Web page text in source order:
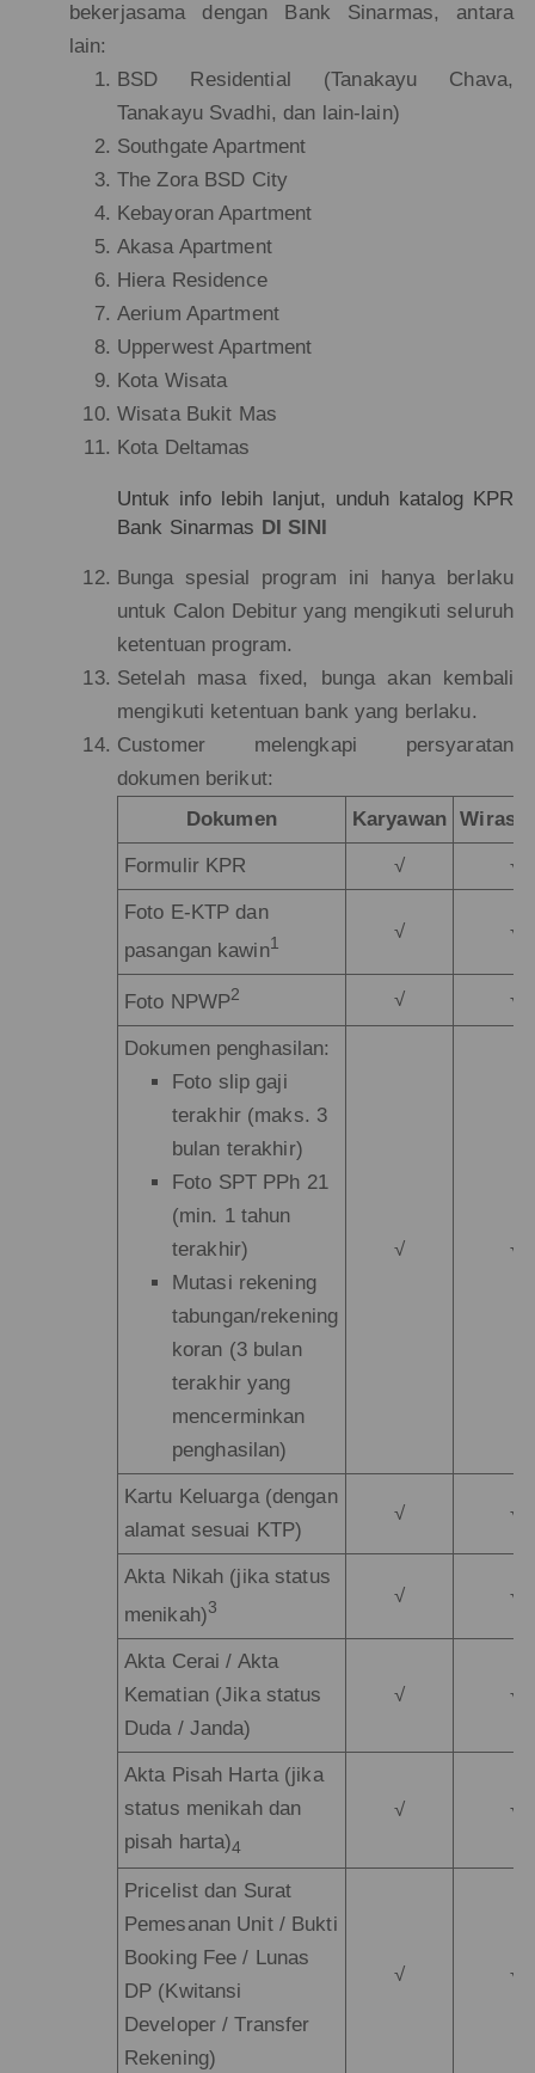
bekerjasama dengan Bank Sinarmas, antara
lain:
BSD Residential (Tanakayu Chava,
Tanakayu Svadhi, dan lain-lain)
Southgate Apartment
The Zora BSD City
Kebayoran Apartment
Akasa Apartment
Hiera Residence
Aerium Apartment
Upperwest Apartment
Kota Wisata
Wisata Bukit Mas
Kota Deltamas
Untuk info lebih lanjut, unduh katalog KPR
Bank Sinarmas DI SINI
Bunga spesial program ini hanya berlaku
untuk Calon Debitur yang mengikuti seluruh
ketentuan program.
Setelah masa fixed, bunga akan kembali
mengikuti ketentuan bank yang berlaku.
Customer melengkapi persyaratan
dokumen berikut:
Dokumen
Karyawan
Formulir KPR √ √
Foto E-KTP dan
pasangan kawin1 √ √
Foto NPWP2 √ √
Dokumen penghasilan:
Foto slip gaji
terakhir (maks. 3
bulan terakhir)
Foto SPT PPh 21
(min. 1 tahun
terakhir)
Mutasi rekening
tabungan/rekening
koran (3 bulan
terakhir yang
mencerminkan
penghasilan)
√ √
Kartu Keluarga (dengan
alamat sesuai KTP)
√ √
Akta Nikah (jika status
menikah)3 √ √
Akta Cerai / Akta
Kematian (Jika status
Duda / Janda)
√ √
Akta Pisah Harta (jika
status menikah dan
pisah harta)4
√ √
Pricelist dan Surat
Pemesanan Unit / Bukti
Booking Fee / Lunas
DP (Kwitansi
Developer / Transfer
Rekening)
√ √